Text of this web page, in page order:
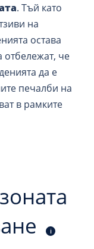
. Тъй като
на
остава
отбележат, че
да е
печалби на
в рамките
i